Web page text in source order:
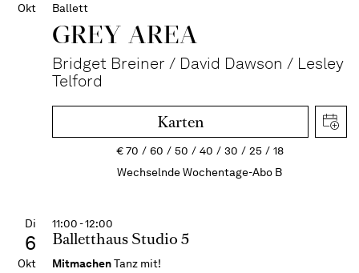
Okt Ballett
GREY AREA
Bridget Breiner / David Dawson / Lesley
Telford
Karten
€70 60 50 40 30 25
18
Wechselnde Wochentage-Abo B
Di
6
Okt
11:00 - 12:00
Balletthaus Studio 5
MitmachenTanz mit!